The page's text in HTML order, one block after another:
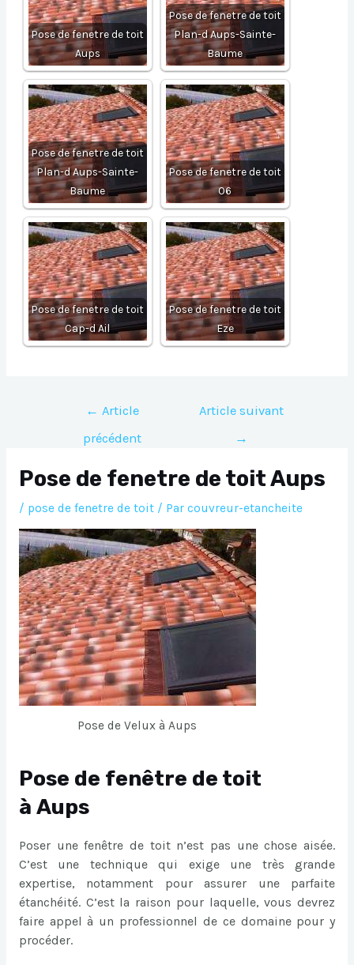
Pose de fenetre de toit
Aups
Pose de fenetre de toit
Plan-d Aups-Sainte-
Baume
Pose de fenetre de toit
Plan-d Aups-Sainte-
Baume
Pose de fenetre de toit
06
Pose de fenetre de toit
Cap-d Ail
Pose de fenetre de toit
Eze
l’article
← Article
précédent
Article suivant
→
Pose de fenetre de toit Aups
/ pose de fenetre de toit/ Par couvreur-etancheite
Pose de Velux à Aups
Pose de fenêtre de toit
à Aups
Poser une fenêtre de toit n’est pas une chose aisée.
C’est une technique qui exige une très grande
expertise, notamment pour assurer une parfaite
étanchéité. C’est la raison pour laquelle, vous devrez
faire appel à un professionnel de ce domaine pour y
procéder.